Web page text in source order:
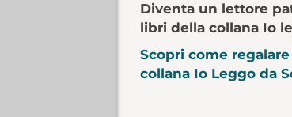
Diventa un lettore
libri della collana Io
Scopri come
collana Io Leggo da